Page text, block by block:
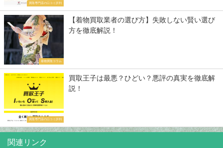
買取専門店の口コミ評判
着物買取コラム
【着物買取業者の選び方】失敗しない賢い選び
方を徹底解説！
買取専門店の口コミ評判
買取王子は最悪？ひどい？悪評の真実を徹底解
説！
関連リンク